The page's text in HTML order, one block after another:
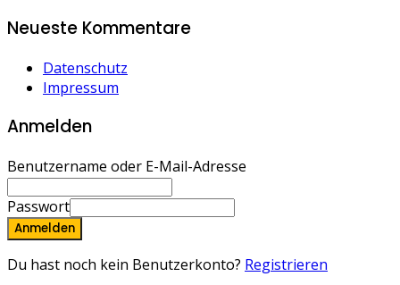
Neueste Kommentare
Datenschutz
Impressum
Anmelden
Benutzername oder E-Mail-Adresse
Passwort
Anmelden
Du hast noch kein Benutzerkonto? Registrieren